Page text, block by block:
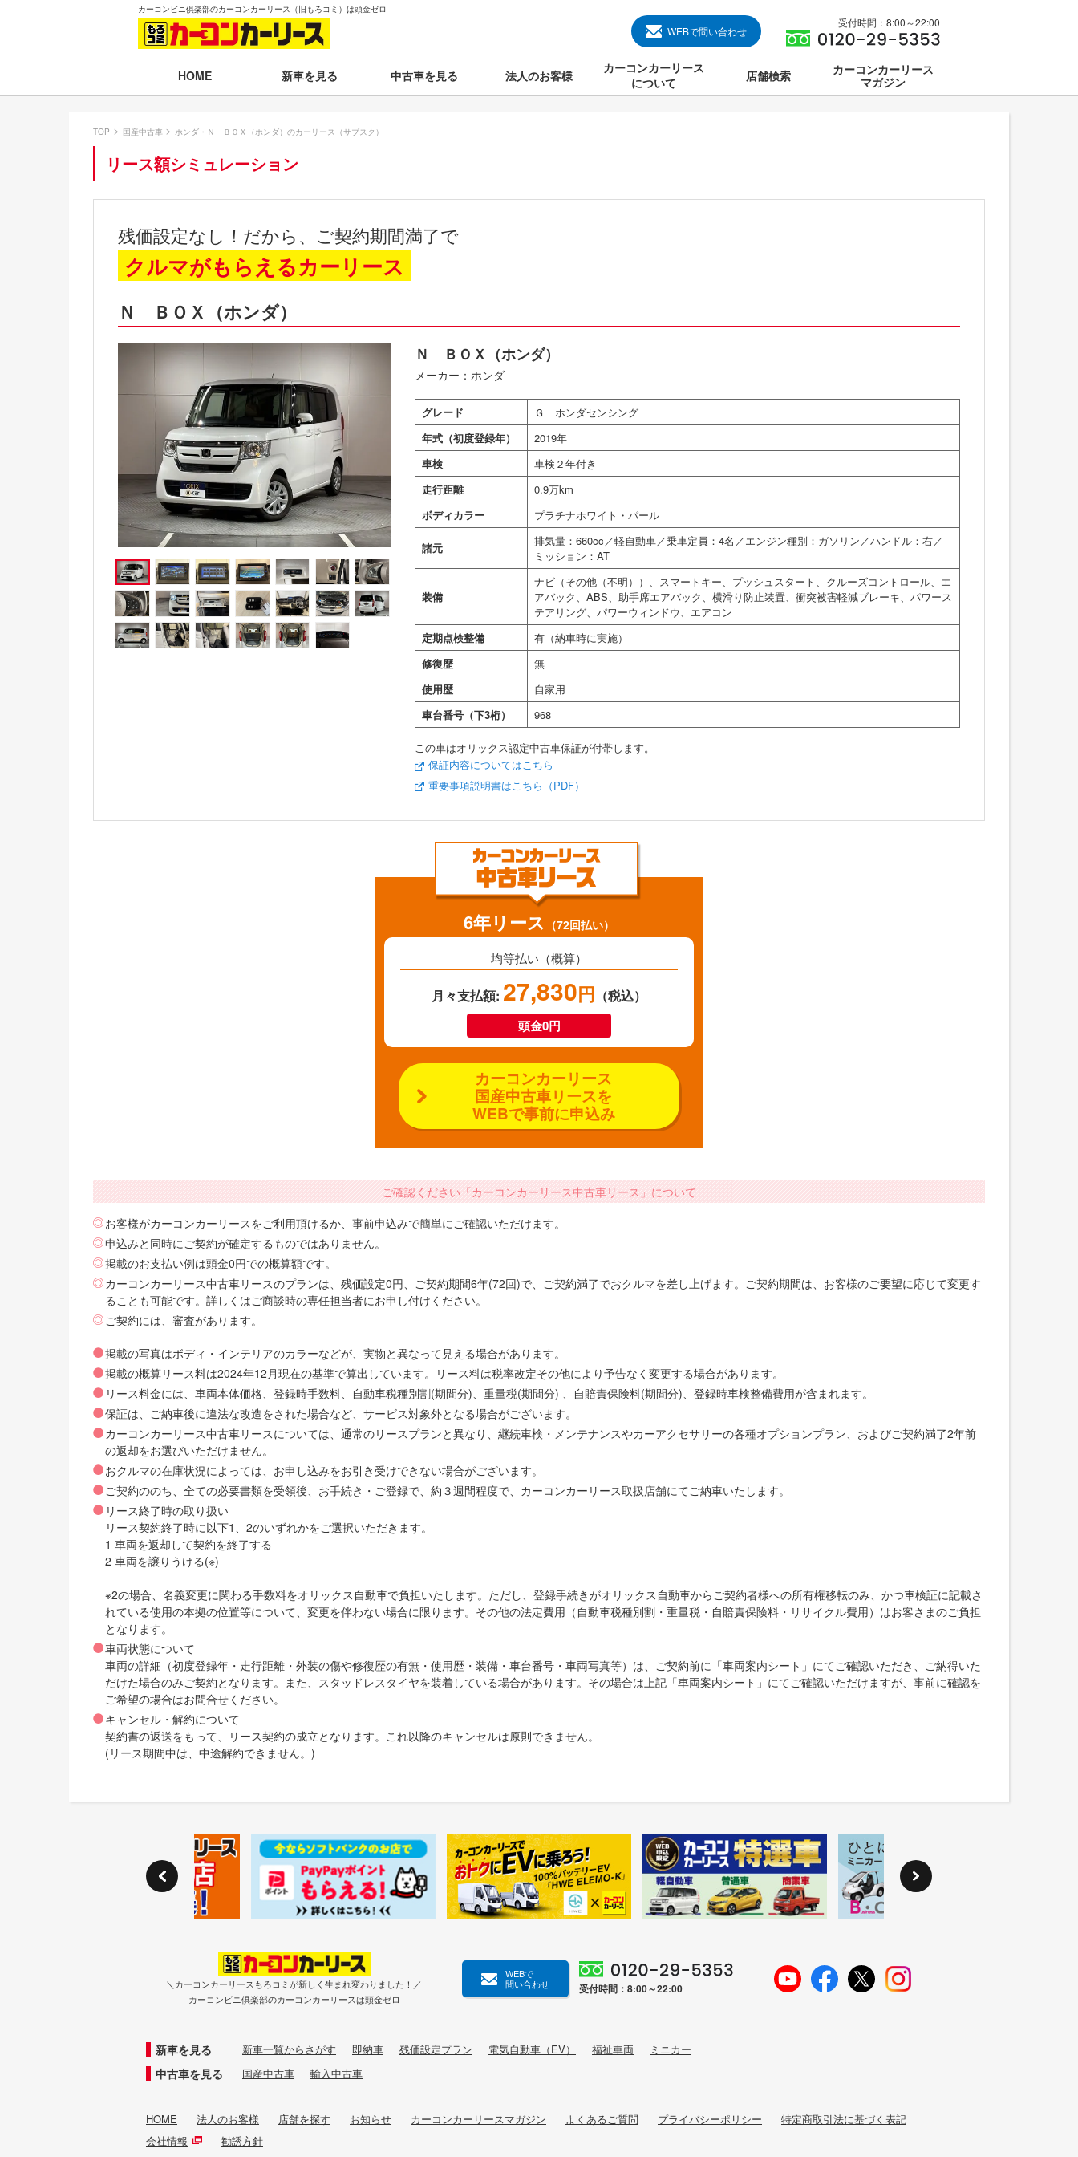
カーコンビニ倶楽部のカーコンカーリース（旧もろコミ）は頭金ゼロ
WEBで問い合わせ
受付時間：8:00～22:00
HOME 新車を見る
月々50,001円以上のクルマを見る
新車一覧から選ぶ
即納車（最短14日で納車）
残価設定プラン
電気自動車（EV）
福祉車両
ミニカー
中古車を見る 法人のお客様
カーコンカーリース
について
店舗検索
カーコンカーリース
マガジン
TOP 国産中古車 ホンダ・Ｎ ＢＯＸ（ホンダ）のカーリース（サブスク）
リース額シミュレーション
残価設定なし！だから、ご契約期間満了で
クルマがもらえるカーリース
Ｎ ＢＯＸ（ホンダ）
Ｎ ＢＯＸ（ホンダ）
メーカー：ホンダ
グレード
Ｇ ホンダセンシング
年式（初度登録年）
2019年
車検
車検２年付き
走行距離
0.9万km
ボディカラー
プラチナホワイト・パール
諸元
排気量：660cc／軽自動車／乗車定員：4名／エンジン種別：ガソリン／ハンドル：右／
ミッション：AT
装備
ナビ（その他（不明））、スマートキー、プッシュスタート、クルーズコントロール、エ
アバック、ABS、助手席エアバック、横滑り防止装置、衝突被害軽減ブレーキ、パワース
テアリング、パワーウィンドウ、エアコン
定期点検整備
有（納車時に実施）
修復歴
無
使用歴
自家用
車台番号（下3桁）
968
この車はオリックス認定中古車保証が付帯します。
保証内容についてはこちら
重要事項説明書はこちら（PDF）
6年リース （72回払い）
均等払い（概算）
月々支払額: 27,830円 （税込）
頭金0円
カーコンカーリース
国産中古車リースを
WEBで事前に申込み
ご確認ください「カーコンカーリース中古車リース」について
お客様がカーコンカーリースをご利用頂けるか、事前申込みで簡単にご確認いただけます。
申込みと同時にご契約が確定するものではありません。
掲載のお支払い例は頭金0円での概算額です。
カーコンカーリース中古車リースのプランは、残価設定0円、ご契約期間6年(72回)で、ご契約満了でおクルマを差し上げます。ご契約期間は、お客様のご要望に応じて変更す
ることも可能です。詳しくはご商談時の専任担当者にお申し付けください。
ご契約には、審査があります。
掲載の写真はボディ・インテリアのカラーなどが、実物と異なって見える場合があります。
掲載の概算リース料は2024年12月現在の基準で算出しています。リース料は税率改定その他により予告なく変更する場合があります。
リース料金には、車両本体価格、登録時手数料、自動車税種別割(期間分)、重量税(期間分) 、自賠責保険料(期間分)、登録時車検整備費用が含まれます。
保証は、ご納車後に違法な改造をされた場合など、サービス対象外となる場合がございます。
カーコンカーリース中古車リースについては、通常のリースプランと異なり、継続車検・メンテナンスやカーアクセサリーの各種オプションプラン、およびご契約満了2年前
の返却をお選びいただけません。
おクルマの在庫状況によっては、お申し込みをお引き受けできない場合がございます。
ご契約ののち、全ての必要書類を受領後、お手続き・ご登録で、約３週間程度で、カーコンカーリース取扱店舗にてご納車いたします。
リース終了時の取り扱い
リース契約終了時に以下1、2のいずれかをご選択いただきます。
1 車両を返却して契約を終了する
2 車両を譲りうける(※)
※2の場合、名義変更に関わる手数料をオリックス自動車で負担いたします。ただし、登録手続きがオリックス自動車からご契約者様への所有権移転のみ、かつ車検証に記載さ
れている使用の本拠の位置等について、変更を伴わない場合に限ります。その他の法定費用（自動車税種別割・重量税・自賠責保険料・リサイクル費用）はお客さまのご負担
となります。
車両状態について
車両の詳細（初度登録年・走行距離・外装の傷や修復歴の有無・使用歴・装備・車台番号・車両写真等）は、ご契約前に「車両案内シート」にてご確認いただき、ご納得いた
だけた場合のみご契約となります。また、スタッドレスタイヤを装着している場合があります。その場合は上記「車両案内シート」にてご確認いただけますが、事前に確認を
ご希望の場合はお問合せください。
キャンセル・解約について
契約書の返送をもって、リース契約の成立となります。これ以降のキャンセルは原則できません。
(リース期間中は、中途解約できません。)
＼カーコンカーリースもろコミが新しく生まれ変わりました！／
カーコンビニ倶楽部のカーコンカーリースは頭金ゼロ
WEBで
問い合わせ
受付時間：8:00～22:00
新車を見る 新車一覧からさがす 即納車 残価設定プラン 電気自動車（EV） 福祉車両 ミニカー
中古車を見る 国産中古車 輸入中古車
HOME 法人のお客様 店舗を探す お知らせ カーコンカーリースマガジン よくあるご質問 プライバシーポリシー
特定商取引法に基づく表記
会社情報
勧誘方針